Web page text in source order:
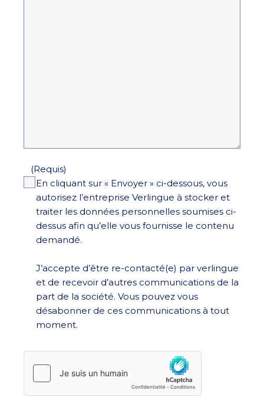
(Requis)
En cliquant sur « Envoyer » ci-dessous, vous
autorisez l’entreprise Verlingue à stocker et
traiter les données personnelles soumises ci-
dessus afin qu’elle vous fournisse le contenu
demandé.
J’accepte d’être re-contacté(e) par verlingue
et de recevoir d’autres communications de la
part de la société. Vous pouvez vous
désabonner de ces communications à tout
moment.